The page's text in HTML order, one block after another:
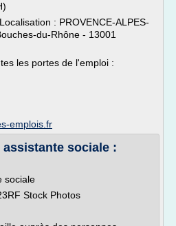
: PROVENCE-ALPES-
du-Rhône - 13001
les portes de l'emploi :
emplois.fr
sociale :
sociale
Stock Photos